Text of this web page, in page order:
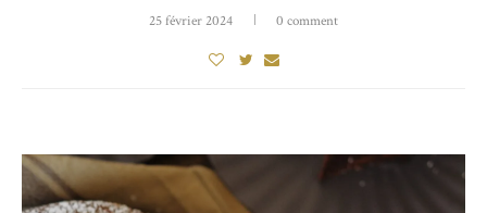
25 février 2024 0 comment